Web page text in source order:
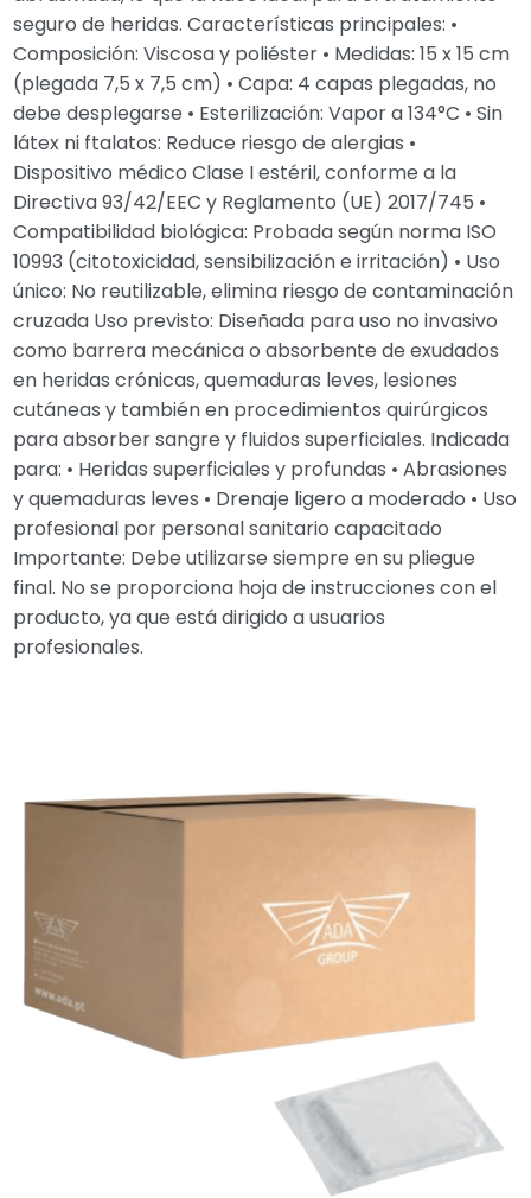
seguro de heridas. Características principales: •
Composición: Viscosa y poliéster • Medidas: 15 x 15 cm
(plegada 7,5 x 7,5 cm) • Capa: 4 capas plegadas, no
debe desplegarse • Esterilización: Vapor a 134°C • Sin
látex ni ftalatos: Reduce riesgo de alergias •
Dispositivo médico Clase I estéril, conforme a la
Directiva 93/42/EEC y Reglamento (UE) 2017/745 •
Compatibilidad biológica: Probada según norma ISO
10993 (citotoxicidad, sensibilización e irritación) • Uso
único: No reutilizable, elimina riesgo de contaminación
cruzada Uso previsto: Diseñada para uso no invasivo
como barrera mecánica o absorbente de exudados
en heridas crónicas, quemaduras leves, lesiones
cutáneas y también en procedimientos quirúrgicos
para absorber sangre y fluidos superficiales. Indicada
para: • Heridas superficiales y profundas • Abrasiones
y quemaduras leves • Drenaje ligero a moderado • Uso
profesional por personal sanitario capacitado
Importante: Debe utilizarse siempre en su pliegue
final. No se proporciona hoja de instrucciones con el
producto, ya que está dirigido a usuarios
profesionales.